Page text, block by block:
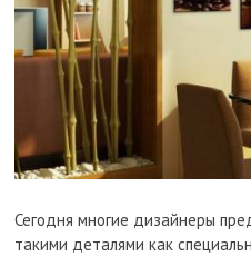
Сегодня многие дизайнеры
такими деталями как